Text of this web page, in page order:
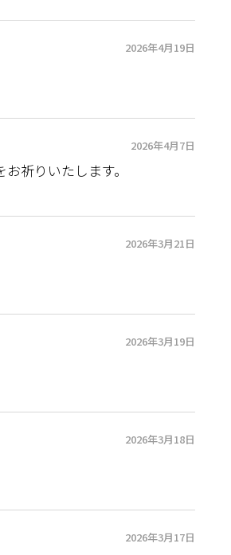
2026年4月19日
2026年4月7日
祈りいたします。
2026年3月21日
2026年3月19日
2026年3月18日
2026年3月17日